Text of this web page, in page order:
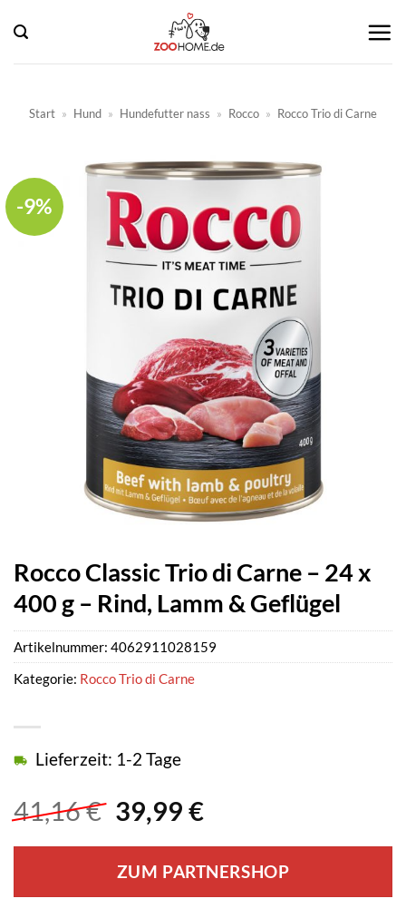
Inhalt
springen
Start » Hund » Hundefutter nass » Rocco » Rocco Trio di Carne
-9%
Rocco Classic Trio di Carne – 24 x
400 g – Rind, Lamm & Geflügel
41,16€ Ursprünglicher
war:
41,16 €
39,99 €Aktueller
ist:
39,99 €.
Lieferzeit: 1-2 Tage
ZUM PARTNERSHOP
Artikelnummer: 4062911028159
Kategorie: Rocco Trio di Carne